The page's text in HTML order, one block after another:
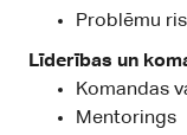
Problēmu
Līderības un
Komandas
Mentorings